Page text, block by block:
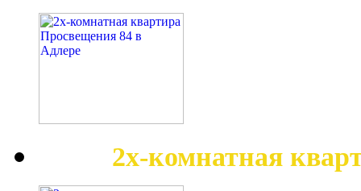
2х-комнатная